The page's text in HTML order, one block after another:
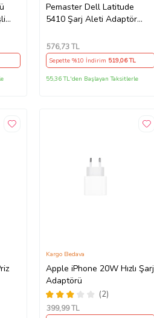
Pemaster Dell Latitude
5410 Şarj Aleti Adaptör
576,73 TL
Sepette %10 İndirim 519,06 TL
55,36 TL'den Başlayan Taksitlerle
Apple iPhone 20W Hızlı Şarj
Adaptörü
(2)
Kargo Bedava
399,99 TL